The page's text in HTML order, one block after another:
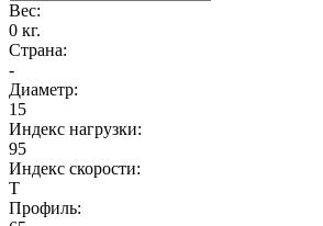
Вес:
0 кг.
Страна:
-
Диаметр:
15
Индекс нагрузки:
95
Индекс скорости:
T
Профиль: